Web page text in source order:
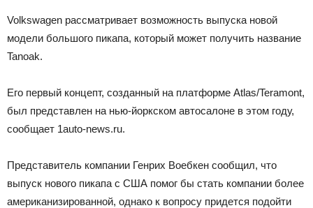
Volkswagen рассматривает возможность выпуска новой
модели большого пикапа, который может получить название
Tanoak.
Его первый концепт, созданный на платформе Atlas/Teramont,
был представлен на нью-йоркском автосалоне в этом году,
сообщает 1auto-news.ru.
Представитель компании Генрих Воебкен сообщил, что
выпуск нового пикапа с США помог бы стать компании более
американизированной, однако к вопросу придется подойти